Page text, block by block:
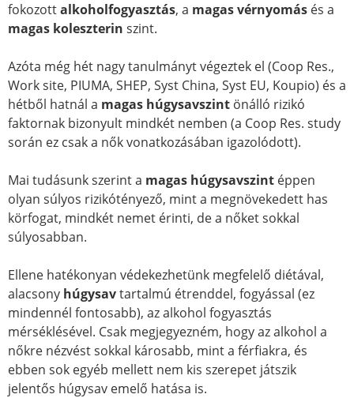
fokozottalkoholfogyasztás, a magas vérnyomás és a
magas koleszterin szint.
Azóta még hét nagy tanulmányt végeztek el (Coop Res.,
Work site, PIUMA, SHEP, Syst China, Syst EU, Koupio) és a
hétből hatnál a magas húgysavszint önálló rizikó
faktornak bizonyult mindkét nemben (a Coop Res. study
során ez csak a nők vonatkozásában igazolódott).
Mai tudásunk szerint a magas húgysavszint éppen
olyan súlyos rizikótényező, mint a megnövekedett has
körfogat, mindkét nemet érinti, de a nőket sokkal
súlyosabban.
Ellene hatékonyan védekezhetünk megfelelő diétával,
alacsony húgysavtartalmú étrenddel, fogyással (ez
mindennél fontosabb), az alkohol fogyasztás
mérséklésével. Csak megjegyezném, hogy az alkohol a
nőkre nézvést sokkal károsabb, mint a férfiakra, és
ebben sok egyéb mellett nem kis szerepet játszik
jelentős húgysav emelő hatása is.